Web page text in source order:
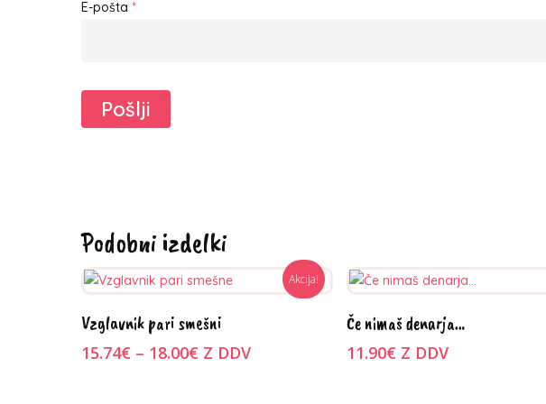
E-pošta *
Podobni izdelki
Akcija!
Izberite možnosti
izdelek
ima
Vzglavnik pari smešni
15.74€ – 18.00€Cenovni
Z DDV
Izberite možnosti
izdelek
ima
Če nimaš denarja…
11.90€ Z DDV